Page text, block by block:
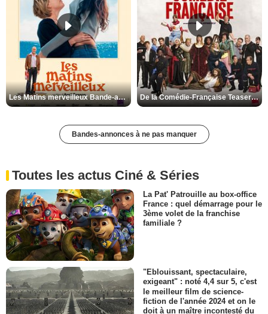
Les Matins merveilleux Bande-annonce VF De la Comédie-Française Teaser VF
Bandes-annonces à ne pas manquer
Toutes les actus Ciné & Séries
La Pat' Patrouille au box-office
France : quel démarrage pour le
3ème volet de la franchise
familiale ?
"Eblouissant, spectaculaire,
exigeant" : noté 4,4 sur 5, c'est
le meilleur film de science-
fiction de l'année 2024 et on le
doit à un maître incontesté du